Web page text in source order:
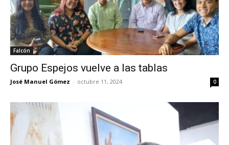
Falcón
Grupo Espejos vuelve a las tablas
José Manuel Gómez - octubre 11, 2024 0